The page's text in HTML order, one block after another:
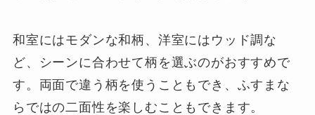
和室にはモダンな和柄、洋室にはウッド調な
ど、シーンに合わせて柄を選ぶのがおすすめで
す。両面で違う柄を使うこともでき、ふすまな
らではの二面性を楽しむこともできます。